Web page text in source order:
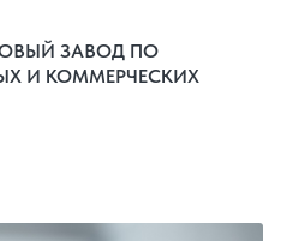
ЗАВОД ПО
И КОММЕРЧЕСКИХ